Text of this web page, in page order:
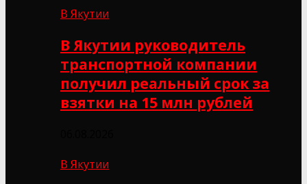
В Якутии
В Якутии руководитель
транспортной компании
получил реальный срок за
взятки на 15 млн рублей
В Якутии